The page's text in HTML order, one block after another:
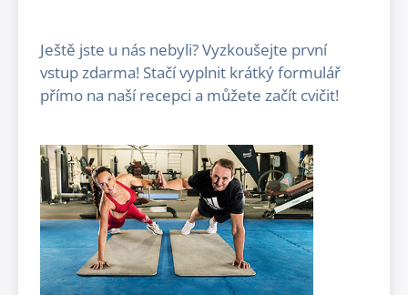
Ještě jste u nás nebyli? Vyzkoušejte první
vstup zdarma! Stačí vyplnit krátký formulář
přímo na naší recepci a můžete začít cvičit!